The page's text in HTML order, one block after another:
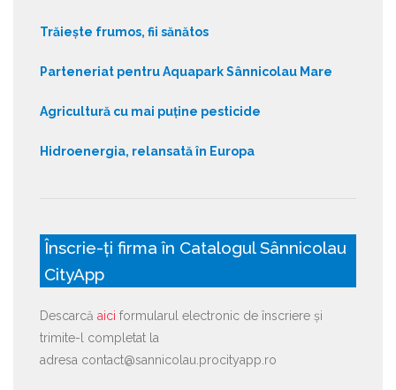
Trăiește frumos, fii sănătos
Parteneriat pentru Aquapark Sânnicolau Mare
Agricultură cu mai puține pesticide
Hidroenergia, relansată în Europa
Înscrie-ți firma în Catalogul Sânnicolau
CityApp
Descarcă aici formularul electronic de înscriere și
trimite-l completat la
adresa contact@sannicolau.procityapp.ro